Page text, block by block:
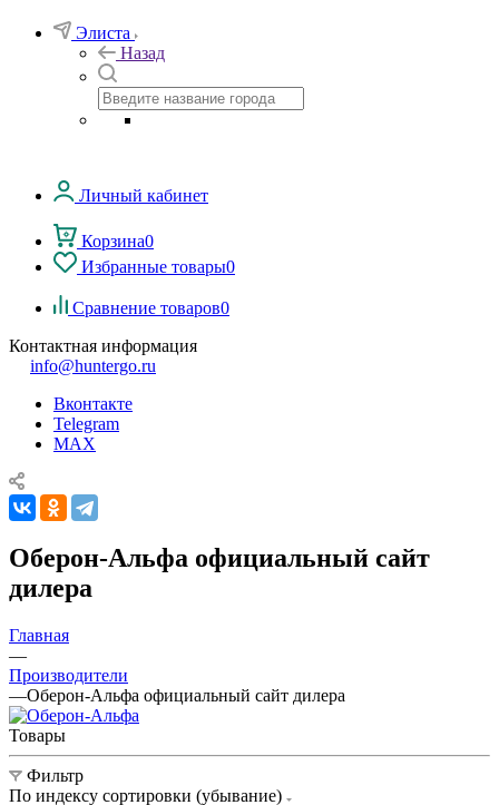
Элиста
Назад
Личный кабинет
Корзина0
Избранные товары0
Сравнение товаров0
Контактная информация
info@huntergo.ru
Вконтакте
Telegram
MAX
Оберон-Альфа официальный сайт
дилера
Главная
—
Производители
—Оберон-Альфа официальный сайт дилера
Товары
Фильтр
По индексу сортировки (убывание)